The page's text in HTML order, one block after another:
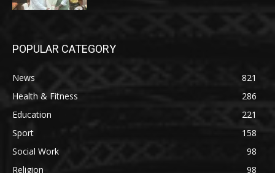
POPULAR CATEGORY
News
821
Health & Fitness
286
Education
221
Sport
158
Social Work
98
Religion
98